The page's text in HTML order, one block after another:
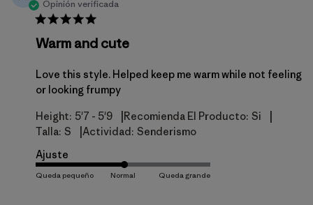
Opinión verificada
Warm and cute
Love this style. Helped keep me warm while not feeling
or looking frumpy
Height: 5'7 - 5'9 Recomienda El Producto: Si
Talla: S Actividad: Senderismo
Ajuste